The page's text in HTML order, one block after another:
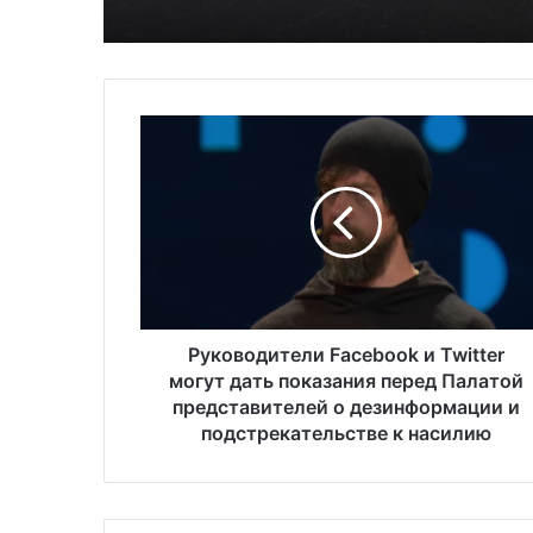
т
Руководители Facebook и Twitter
могут дать показания перед Палатой
представителей о дезинформации и
подстрекательстве к насилию